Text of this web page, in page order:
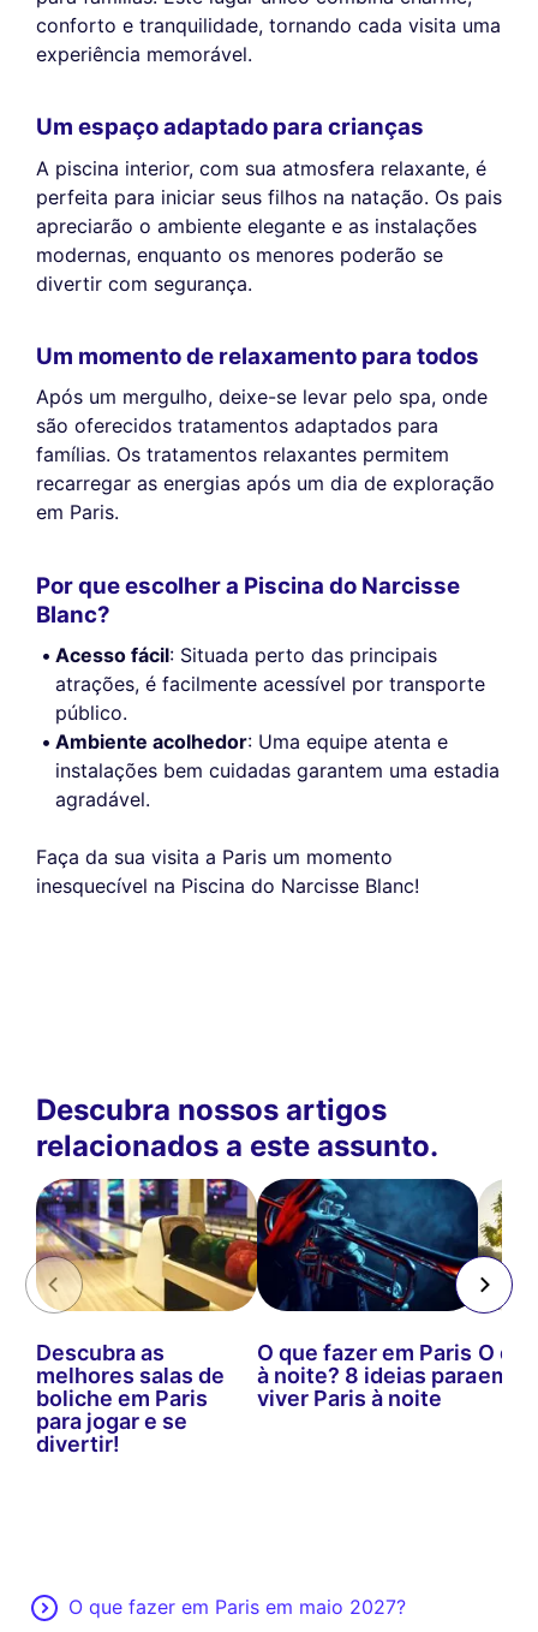
conforto e tranquilidade, tornando cada visita uma
experiência memorável.
Um espaço adaptado para crianças
A piscina interior, com sua atmosfera relaxante, é
perfeita para iniciar seus filhos na natação. Os pais
apreciarão o ambiente elegante e as instalações
modernas, enquanto os menores poderão se
divertir com segurança.
Um momento de relaxamento para todos
Após um mergulho, deixe-se levar pelo spa, onde
são oferecidos tratamentos adaptados para
famílias. Os tratamentos relaxantes permitem
recarregar as energias após um dia de exploração
em Paris.
Por que escolher a Piscina do Narcisse
Blanc?
Acesso fácil: Situada perto das principais
atrações, é facilmente acessível por transporte
público.
Ambiente acolhedor: Uma equipe atenta e
instalações bem cuidadas garantem uma estadia
agradável.
Faça da sua visita a Paris um momento
inesquecível na Piscina do Narcisse Blanc!
Descubra nossos artigos
relacionados a este assunto.
Descubra as
melhores salas de
boliche em Paris
para jogar e se
divertir!
O que fazer em Paris
à noite? 8 ideias para
viver Paris à noite
O
em
O que fazer em Paris em maio 2027?